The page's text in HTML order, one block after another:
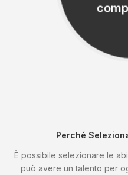
Perché
È possibile selezionare le
può avere un talento per